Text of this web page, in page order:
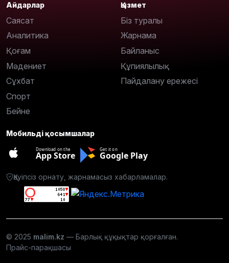
Айдарлар
Саясат
Аналитика
Қоғам
Мәдениет
Сұхбат
Спорт
Бейне
Қызмет
Біз туралы
Жарнама
Байланыс
Құпиялылық
Пайдалану ережесі
Мобильді қосымшалар
Download on the
App Store
Get it on
Google Play
Қауіпсіз орнату, жарнамасыз хабарламалар.
© 2025 malim.kz — Барлық құқықтар қорғалған.
Прайс-парақшасы